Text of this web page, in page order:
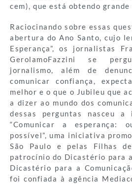
cem), que está obtendo grande
Raciocinando sobre essas
abertura do Ano Santo, cujo
Esperança”, os jornalistas
GerolamoFazzini se
jornalismo, além de
comunicar confiança,
melhor e o que o Jubileu que
a dizer ao mundo dos
dessas perguntas nasceu a
“Comunicar a esperança:
possível”, uma iniciativa
São Paulo e pelas Filhas
patrocínio do Dicastério para
Dicastério para a
foi confiada à agência